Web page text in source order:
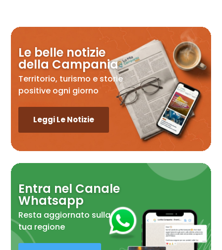
Le belle notizie
della Campania
Territorio, turismo e storie
positive ogni giorno
Leggi Le Notizie
Entra nel Canale
Whatsapp
Resta aggiornato sulla
tua regione